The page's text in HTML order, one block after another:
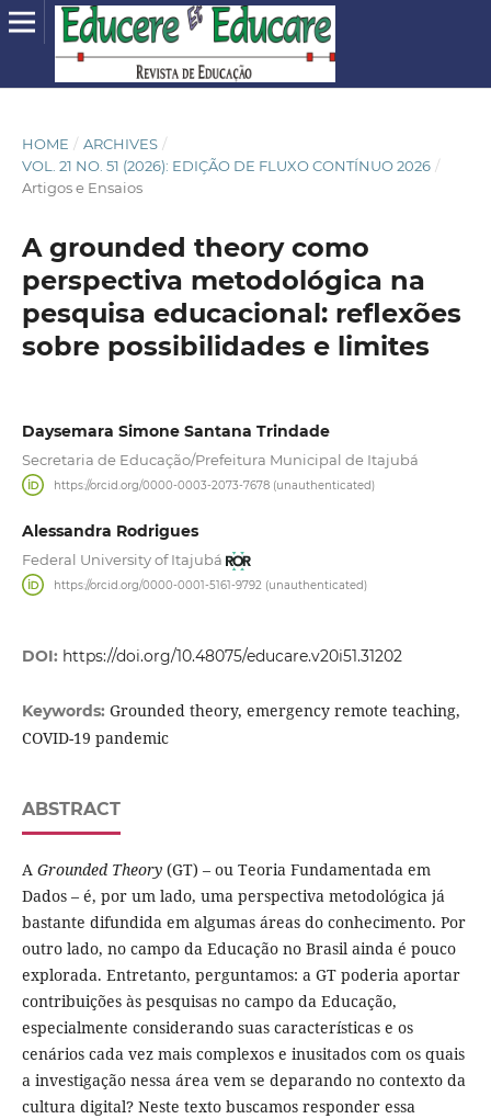
HOME / ARCHIVES /
VOL. 21 NO. 51 (2026): EDIÇÃO DE FLUXO CONTÍNUO 2026 /
Artigos e Ensaios
A grounded theory como
perspectiva metodológica na
pesquisa educacional: reflexões
sobre possibilidades e limites
Daysemara Simone Santana Trindade
Secretaria de Educação/Prefeitura Municipal de Itajubá
https://orcid.org/0000-0003-2073-7678 (unauthenticated)
Alessandra Rodrigues
Federal University of Itajubá
https://orcid.org/0000-0001-5161-9792 (unauthenticated)
DOI: https://doi.org/10.48075/educare.v20i51.31202
Keywords: Grounded theory, emergency remote teaching,
COVID-19 pandemic
ABSTRACT
A Grounded Theory(GT) – ou Teoria Fundamentada em
Dados – é, por um lado, uma perspectiva metodológica já
bastante difundida em algumas áreas do conhecimento. Por
outro lado, no campo da Educação no Brasil ainda é pouco
explorada. Entretanto, perguntamos: a GT poderia aportar
contribuições às pesquisas no campo da Educação,
especialmente considerando suas características e os
cenários cada vez mais complexos e inusitados com os quais
a investigação nessa área vem se deparando no contexto da
cultura digital? Neste texto buscamos responder essa